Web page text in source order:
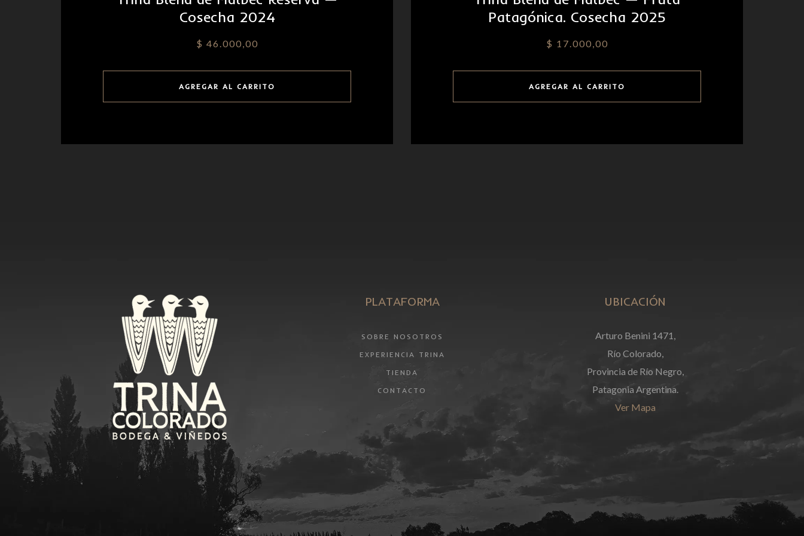
Cosecha 2024
$ 46.000,00
AGREGAR AL CARRITO
Patagónica. Cosecha 2025
$ 17.000,00
AGREGAR AL CARRITO
PLATAFORMA
SOBRE NOSOTROS
EXPERIENCIA TRINA
TIENDA
CONTACTO
UBICACIÓN
Arturo Benini 1471,
Río Colorado,
Provincia de Río Negro,
Patagonia Argentina.
Ver Mapa